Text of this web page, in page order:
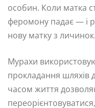
особин. Коли матка
феромону падає — і
нову матку з личинок.
Мурахи
прокладання шляхів
часом життя